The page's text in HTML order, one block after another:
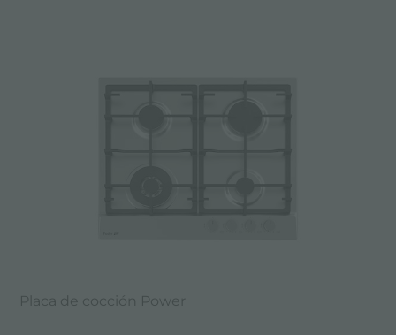
Placa de cocción Power